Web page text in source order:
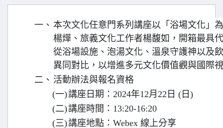
一、 本次文化任意門系列講座以「浴場文化」
楊燁、旅義文化工作者楊馥如，開箱最具
從浴場設施、泡湯文化、溫泉守護神以及
異同對比，以增進多元文化價值觀與國際
二、 活動辦法與報名資格
(一)講座日期：2024年12月22日 (日)
(二)講座時間：13:20-16:20
(三)講座地點：Webex 線上分享